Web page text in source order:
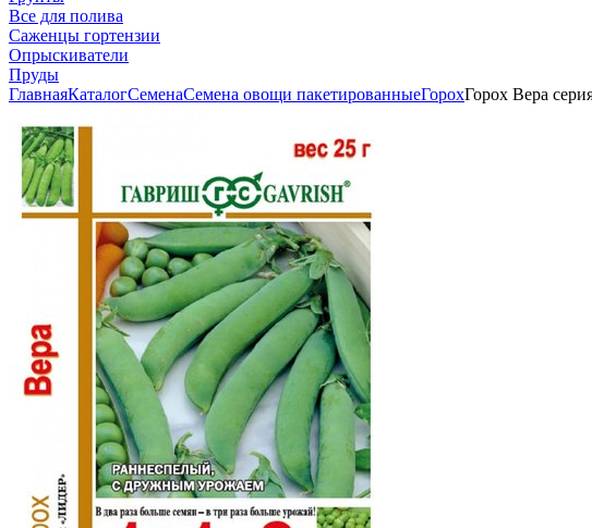
Все для полива
Саженцы гортензии
Опрыскиватели
Пруды
ГлавнаяКаталогСеменаСемена овощи пакетированныеГорохГорох Вера